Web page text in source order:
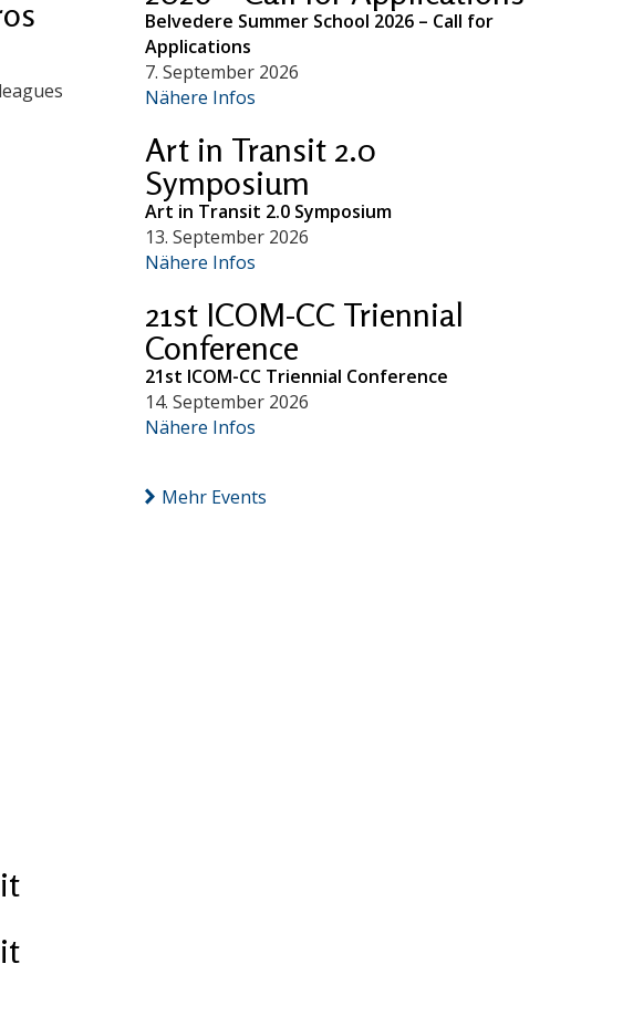
Belvedere Summer School 2026 – Call for
Applications
7. September 2026
Nähere Infos
Art in Transit 2.0
Symposium
Art in Transit 2.0 Symposium
13. September 2026
Nähere Infos
21st ICOM-CC Triennial
Conference
21st ICOM-CC Triennial Conference
14. September 2026
Nähere Infos
Mehr Events